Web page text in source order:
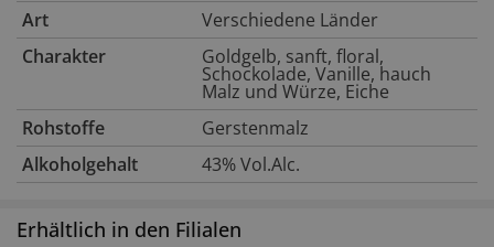
Art
Verschiedene Länder
Charakter
Goldgelb, sanft, floral,
Schockolade, Vanille, hauch
Malz und Würze, Eiche
Rohstoffe
Gerstenmalz
Alkoholgehalt
43% Vol.Alc.
Erhältlich in den Filialen